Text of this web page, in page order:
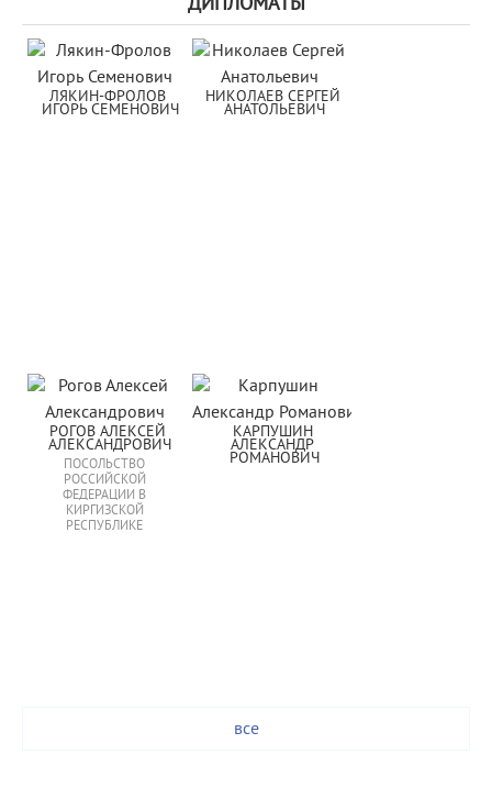
ЛЯКИН-ФРОЛОВ
ИГОРЬ СЕМЕНОВИЧ
НИКОЛАЕВ СЕРГЕЙ
АНАТОЛЬЕВИЧ
РОГОВ АЛЕКСЕЙ
АЛЕКСАНДРОВИЧ
ПОСОЛЬСТВО
РОССИЙСКОЙ
ФЕДЕРАЦИИ В
КИРГИЗСКОЙ
РЕСПУБЛИКЕ
КАРПУШИН
АЛЕКСАНДР
РОМАНОВИЧ
все